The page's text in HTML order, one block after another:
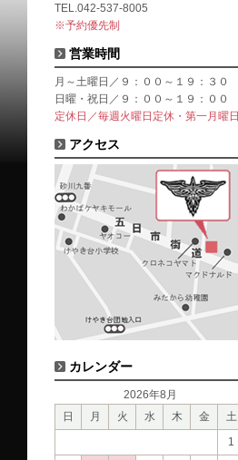
TEL.042-537-8005
※予約優先制
営業時間
月～土曜日／９：００～１９：３０
日曜・祝日／９：００～１９：００
定休日／毎週火曜日定休・第一月曜日
アクセス
カレンダー
2026年8月
日
月 火 水 木 金
土
1